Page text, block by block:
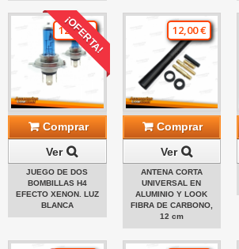
¡OFERTA!
12,00 €
Comprar
Ver
JUEGO DE DOS
BOMBILLAS H4
EFECTO XENON. LUZ
BLANCA
12,00 €
Comprar
Ver
ANTENA CORTA
UNIVERSAL EN
ALUMINIO Y LOOK
FIBRA DE CARBONO,
12 cm